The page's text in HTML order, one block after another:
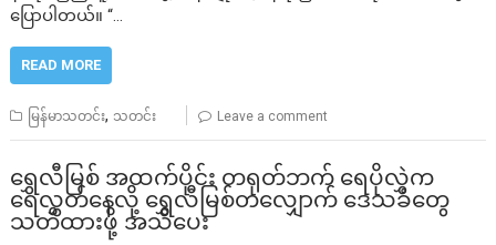
ပြောပါတယ်။ “…
READ MORE
မြန်မာသတင်း, သတင်း Leave a comment
ရွှေလီမြစ် အထက်ပိုင်း တရုတ်ဘက် ရေပိုလွှဲက​
ရေလွှတ်နေလို့ ရွှေလီမြစ်တလျှောက် ဒေသခံတွေ
သတိထားဖို့ အသိပေး